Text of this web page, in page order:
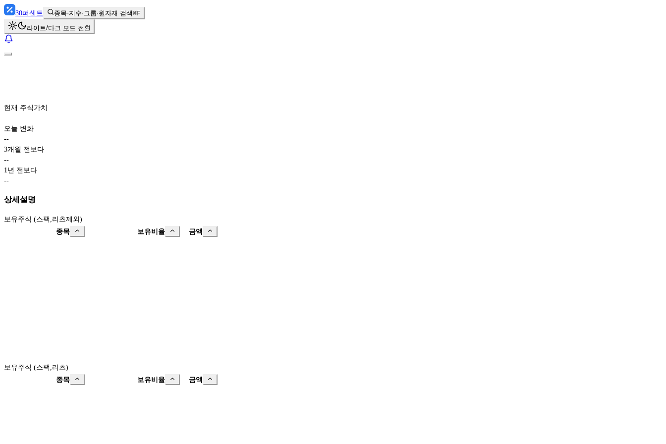
30퍼센트 종목·지수·그룹·원자재 검색⌘F
라이트/다크 모드 전환
현재 주식가치
오늘 변화
--
3개월 전보다
--
1년 전보다
--
상세설명
보유주식 (스팩,리츠제외)
종목
보유비율 금액
보유주식 (스팩,리츠)
종목
보유비율 금액